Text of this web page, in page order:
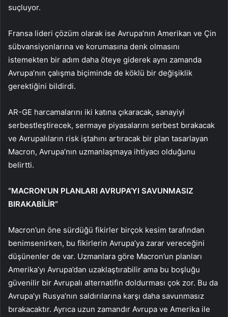
suçluyor.
Fransa lideri çözüm olarak ise Avrupa’nın Amerikan ve Çin
sübvansiyonlarına ve korumasına denk olmasını
istemekten bir adım daha öteye giderek aynı zamanda
Avrupa’nın çalışma biçiminde de köklü bir değişiklik
gerektiğini bildirdi.
AR-GE harcamalarını iki katına çıkaracak, sanayiyi
serbestleştirecek, sermaye piyasalarını serbest bırakacak
ve Avrupalıların risk iştahını artıracak bir plan tasarlayan
Macron, Avrupa’nın uzmanlaşmaya ihtiyacı olduğunu
belirtti.
“MACRON’UN PLANLARI AVRUPA’YI SAVUNMASIZ
BIRAKABİLİR”
Macron’un öne sürdüğü fikirler birçok kesim tarafından
benimsenirken, bu fikirlerin Avrupa’ya zarar vereceğini
düşünenler de var. Uzmanlara göre Macron’un planları
Amerika’yı Avrupa’dan uzaklaştırabilir ama bu boşluğu
güvenilir bir Avrupalı alternatifin doldurması çok zor. Bu da
Avrupa’yı Rusya’nın saldırılarına karşı daha savunmasız
bırakacaktır. Ayrıca uzun zamandır Avrupa ve Amerika ile